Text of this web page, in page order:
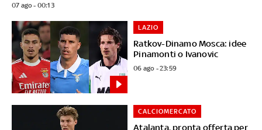
07 ago - 00:13
Ratkov-Dinamo Mosca: idee
Pinamonti o Ivanovic
LAZIO
06 ago - 23:59
Atalanta, pronta offerta per
CALCIOMERCATO